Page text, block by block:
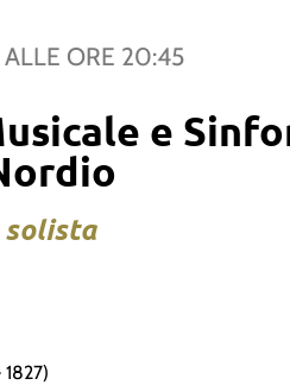
ALLE ORE 20:45
e